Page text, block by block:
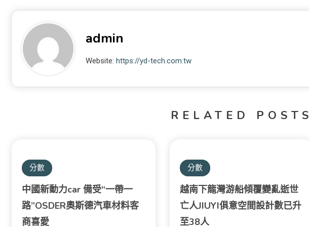
admin
Website: https://yd-tech.com.tw
RELATED POSTS
分數
中國新動力car 備受“一帶一
路”OSDER奧斯德汽車材料客
商喜愛
分數
越南下龍灣游船傾覆變亂逝世
亡人JIUYI俱意空間設計數已升
至38人